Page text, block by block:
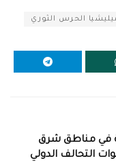
الحرس الثوري
في مناطق شرق
التحالف الدولي